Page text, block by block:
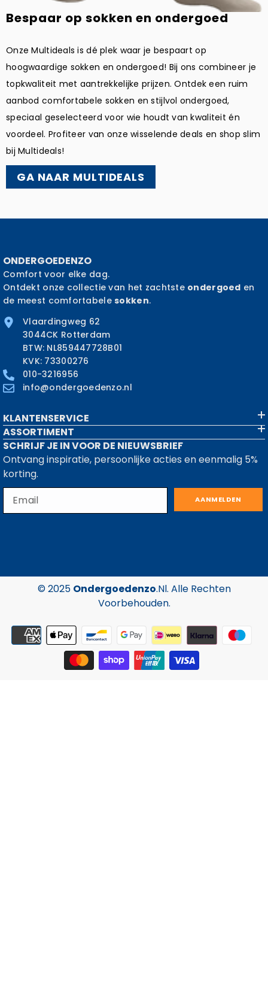
Bespaar op sokken en ondergoed
Onze Multideals is dé plek waar je bespaart op
hoogwaardige sokken en ondergoed! Bij ons combineer je
topkwaliteit met aantrekkelijke prijzen. Ontdek een ruim
aanbod comfortabele sokken en stijlvol ondergoed,
speciaal geselecteerd voor wie houdt van kwaliteit én
voordeel. Profiteer van onze wisselende deals en shop slim
bij Multideals!
GA NAAR MULTIDEALS
ONDERGOEDENZO
Comfort voor elke dag.
Ontdekt onze collectie van het zachtste ondergoed en
de meest comfortabelesokken.
Vlaardingweg 62
3044CK Rotterdam
BTW: NL859447728B01
KVK: 73300276
010-3216956
info@ondergoedenzo.nl
KLANTENSERVICE
ASSORTIMENT
SCHRIJF JE IN VOOR DE NIEUWSBRIEF
Ontvang inspiratie, persoonlijke acties en eenmalig 5%
korting.
AANMELDEN
© 2025 Ondergoedenzo.nl. Alle Rechten
Voorbehouden.
Betaalmethoden